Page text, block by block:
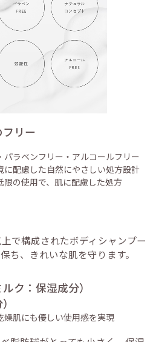
リー
ラベンフリー・アルコールフリー
配慮した自然にやさしい処方設計
の使用で、肌に配慮した処方
で構成されたボディシャンプー
ち、きれいな肌を守ります。
ク：保湿成分）
肌にも優しい使用感を実現